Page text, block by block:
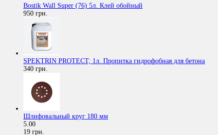
Bostik Wall Super (76) 5л. Клей обойный
950 грн.
SPEKTRIN PROTECT; 1л. Пропитка гидрофобная для бетона
340 грн.
Шлифовальный круг 180 мм
5.00
19 грн.